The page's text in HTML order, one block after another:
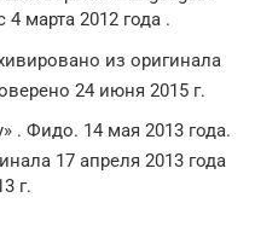
4 марта 2012 года .
из оригинала
24 июня 2015 г.
. Фидо. 14 мая 2013 года.
17 апреля 2013 года
г.